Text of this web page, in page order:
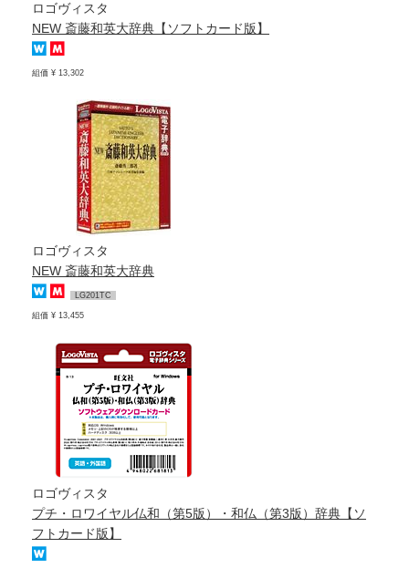
ロゴヴィスタ
NEW 斎藤和英大辞典【ソフトカード版】
組価 ¥ 13,302
ロゴヴィスタ
NEW 斎藤和英大辞典
LG201TC
組価 ¥ 13,455
ロゴヴィスタ
プチ・ロワイヤル仏和（第5版）・和仏（第3版）辞典【ソ
フトカード版】